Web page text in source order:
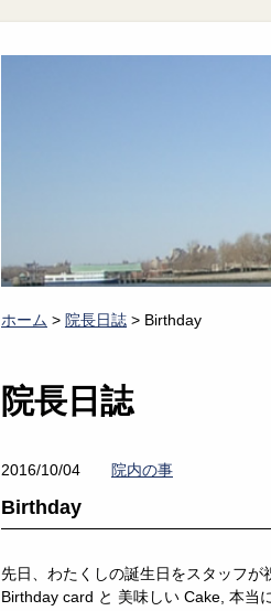
ホーム > 院長日誌 > Birthday
院長日誌
2016/10/04 院内の事
Birthday
先日、わたくしの誕生日をスタッフが
Birthday card と 美味しい Cake, 本当